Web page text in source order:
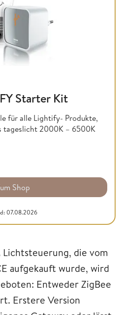
Starter Kit
für alle Lightify- Produkte,
tageslicht 2000K – 6500K
Shop
07.08.2026
Lichtsteuerung, die vom
aufgekauft wurde, wird
Entweder ZigBee
Erstere Version